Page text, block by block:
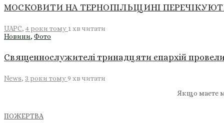
МОСКОВИТИ НА ТЕРНОПІЛЬЩИНІ
UAPC, 4 роки тому 1 хв читати
Новини, Фото
Священнослужителі тринадцяти єпархій провели
News, 3 роки тому9 хв читати
Якщо маєте
ПОЖЕРТВА